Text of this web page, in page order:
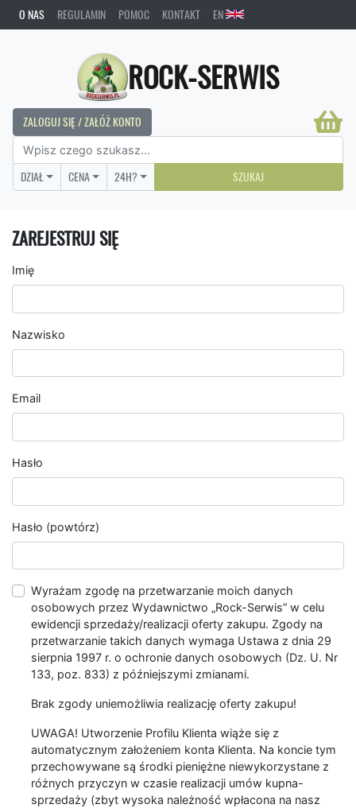
O NAS REGULAMIN POMOC KONTAKT EN
ROCK-SERWIS
ZALOGUJ SIĘ / ZAŁÓŻ KONTO
DZIAŁ CENA 24H? SZUKAJ
ZAREJESTRUJ SIĘ
Imię
Nazwisko
Email
Hasło
Hasło (powtórz)
Wyrażam zgodę na przetwarzanie moich danych
osobowych przez Wydawnictwo „Rock-Serwis” w celu
ewidencji sprzedaży/realizacji oferty zakupu. Zgody na
przetwarzanie takich danych wymaga Ustawa z dnia 29
sierpnia 1997 r. o ochronie danych osobowych (Dz. U. Nr
133, poz. 833) z późniejszymi zmianami.
Brak zgody uniemożliwia realizację oferty zakupu!
UWAGA! Utworzenie Profilu Klienta wiąże się z
automatycznym założeniem konta Klienta. Na koncie tym
przechowywane są środki pieniężne niewykorzystane z
różnych przyczyn w czasie realizacji umów kupna-
sprzedaży (zbyt wysoka należność wpłacona na nasz